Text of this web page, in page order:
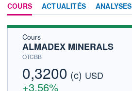
COURS ACTUALITÉS ANALYSES
Cours
ALMADEX MINERALS
OTCBB
0,3200 (c) USD
+3,56%